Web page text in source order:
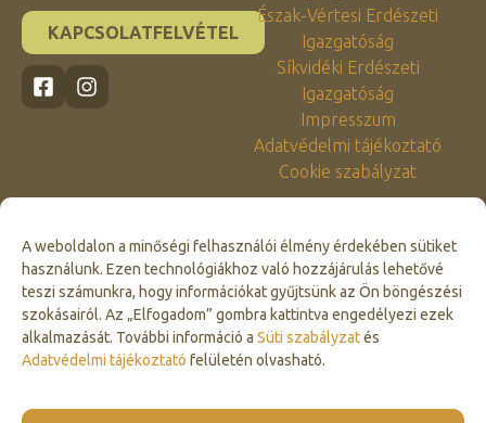
A weboldalon a minőségi felhasználói élmény érdekében sütiket
használunk. Ezen technológiákhoz való hozzájárulás lehetővé
teszi számunkra, hogy információkat gyűjtsünk az Ön böngészési
szokásairól. Az „Elfogadom” gombra kattintva engedélyezi ezek
alkalmazását. További információ a Süti szabályzatés
Adatvédelmi tájékoztató felületén olvasható.
Click to accept marketing cookies and
KAPCSOLATFELVÉTEL
Észak-Vértesi Erdészeti
Igazgatóság
Síkvidéki Erdészeti
Igazgatóság
Impresszum
Adatvédelmi tájékoztató
Cookie szabályzat